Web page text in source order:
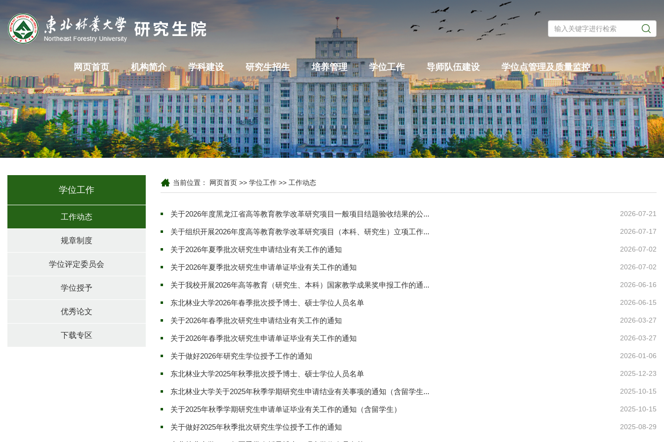
网页首页 机构简介 学科建设 研究生招生 培养管理 学位工作 导师队伍建设 学位点管理及质量监控
学位工作
工作动态
规章制度
学位评定委员会
学位授予
优秀论文
下载专区
当前位置： 网页首页 >> 学位工作 >> 工作动态
关于2026年度黑龙江省高等教育教学改革研究项目一般项目结题验收结果的公... 2026-07-21
关于组织开展2026年度高等教育教学改革研究项目（本科、研究生）立项工作... 2026-07-17
关于2026年夏季批次研究生申请结业有关工作的通知 2026-07-02
关于2026年夏季批次研究生申请单证毕业有关工作的通知 2026-07-02
关于我校开展2026年高等教育（研究生、本科）国家教学成果奖申报工作的通... 2026-06-16
东北林业大学2026年春季批次授予博士、硕士学位人员名单 2026-06-15
关于2026年春季批次研究生申请结业有关工作的通知 2026-03-27
关于2026年春季批次研究生申请单证毕业有关工作的通知 2026-03-27
关于做好2026年研究生学位授予工作的通知 2026-01-06
东北林业大学2025年秋季批次授予博士、硕士学位人员名单 2025-12-23
东北林业大学关于2025年秋季学期研究生申请结业有关事项的通知（含留学生... 2025-10-15
关于2025年秋季学期研究生申请单证毕业有关工作的通知（含留学生） 2025-10-15
关于做好2025年秋季批次研究生学位授予工作的通知 2025-08-29